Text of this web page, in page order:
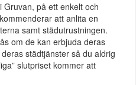
på ett enkelt och
att anlita en
samt städutrustningen.
om de kan erbjuda deras
städtjänster så du aldrig
slutpriset kommer att